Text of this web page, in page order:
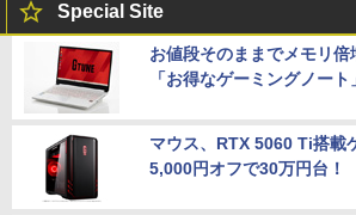
Special Site
お値段そのままでメモリ
「お得なゲーミングノート
マウス、RTX 5060 Ti搭載
5,000円オフで30万円台！